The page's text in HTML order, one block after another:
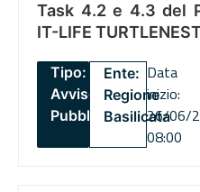
Task 4.2 e 4.3 del
IT-LIFE
Tipo:
Avviso
Pubblico
Ente:
Regione
Basilicata
Data
inizio:
26/06/
08:00